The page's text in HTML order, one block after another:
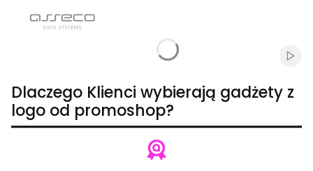
Dlaczego Klienci wybierają gadżety z
logo od promoshop?